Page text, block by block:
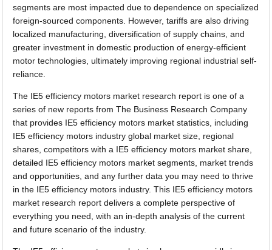
segments are most impacted due to dependence on specialized
foreign-sourced components. However, tariffs are also driving
localized manufacturing, diversification of supply chains, and
greater investment in domestic production of energy-efficient
motor technologies, ultimately improving regional industrial self-
reliance.
The IE5 efficiency motors market research report is one of a
series of new reports from The Business Research Company
that provides IE5 efficiency motors market statistics, including
IE5 efficiency motors industry global market size, regional
shares, competitors with a IE5 efficiency motors market share,
detailed IE5 efficiency motors market segments, market trends
and opportunities, and any further data you may need to thrive
in the IE5 efficiency motors industry. This IE5 efficiency motors
market research report delivers a complete perspective of
everything you need, with an in-depth analysis of the current
and future scenario of the industry.